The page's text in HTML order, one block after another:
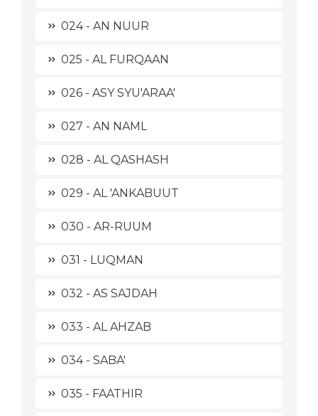
024 - AN NUUR
025 - AL FURQAAN
026 - ASY SYU'ARAA'
027 - AN NAML
028 - AL QASHASH
029 - AL 'ANKABUUT
030 - AR-RUUM
031 - LUQMAN
032 - AS SAJDAH
033 - AL AHZAB
034 - SABA'
035 - FAATHIR